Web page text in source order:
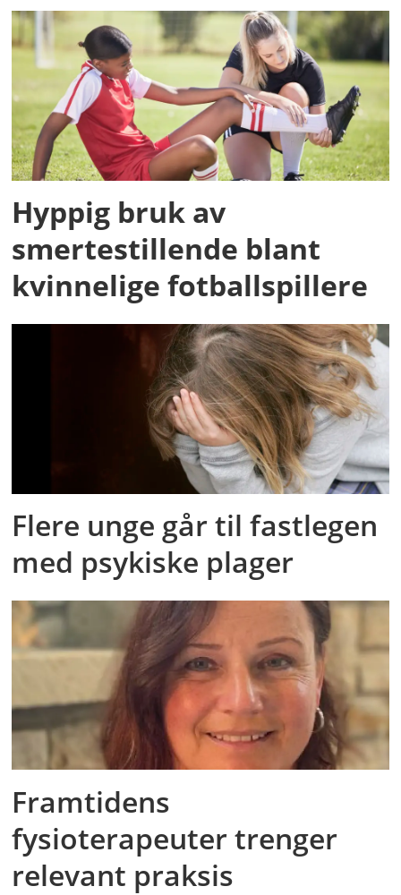
Hyppig bruk av
smertestillende blant
kvinnelige fotballspillere
Flere unge går til fastlegen
med psykiske plager
Framtidens
fysioterapeuter trenger
relevant praksis